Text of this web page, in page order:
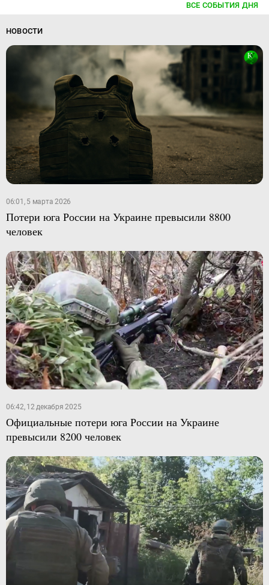
ВСЕ СОБЫТИЯ ДНЯ
НОВОСТИ
06:01, 5 марта 2026
Потери юга России на Украине превысили 8800
человек
06:42, 12 декабря 2025
Официальные потери юга России на Украине
превысили 8200 человек